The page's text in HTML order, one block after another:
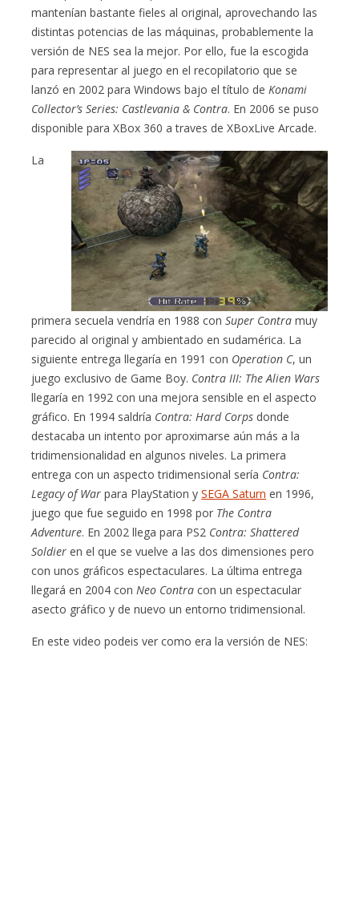
mantenían bastante fieles al original, aprovechando las
distintas potencias de las máquinas, probablemente la
versión de NES sea la mejor. Por ello, fue la escogida
para representar al juego en el recopilatorio que se
lanzó en 2002 para Windows bajo el título de Konami
Collector’s Series: Castlevania & Contra. En 2006 se puso
disponible para XBox 360 a traves de XBoxLive Arcade.
La
primera secuela vendría en 1988 conSuper Contra muy
parecido al original y ambientado en sudamérica. La
siguiente entrega llegaría en 1991 con Operation C, un
juego exclusivo de Game Boy. Contra III: The Alien Wars
llegaría en 1992 con una mejora sensible en el aspecto
gráfico. En 1994 saldría Contra: Hard Corps donde
destacaba un intento por aproximarse aún más a la
tridimensionalidad en algunos niveles. La primera
entrega con un aspecto tridimensional sería Contra:
Legacy of War para PlayStation ySEGA Saturn en 1996,
juego que fue seguido en 1998 por The Contra
Adventure. En 2002 llega para PS2 Contra: Shattered
Soldier en el que se vuelve a las dos dimensiones pero
con unos gráficos espectaculares. La última entrega
llegará en 2004 con Neo Contra con un espectacular
asecto gráfico y de nuevo un entorno tridimensional.
En este video podeis ver como era la versión de NES: